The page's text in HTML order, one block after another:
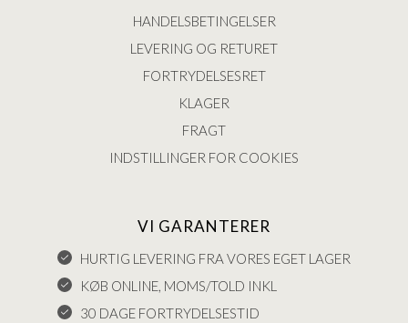
HANDELSBETINGELSER
LEVERING OG RETURET
FORTRYDELSESRET
KLAGER
FRAGT
INDSTILLINGER FOR COOKIES
VI GARANTERER
HURTIG LEVERING FRA VORES EGET LAGER
KØB ONLINE, MOMS/TOLD INKL
30 DAGE FORTRYDELSESTID